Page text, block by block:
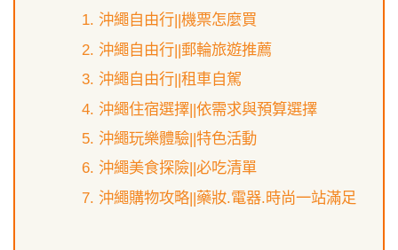
沖繩自由行||機票怎麼買
沖繩自由行||郵輪旅遊推薦
沖繩自由行||租車自駕
沖繩住宿選擇||依需求與預算選擇
沖繩玩樂體驗||特色活動
沖繩美食探險||必吃清單
沖繩購物攻略||藥妝.電器.時尚一站滿足